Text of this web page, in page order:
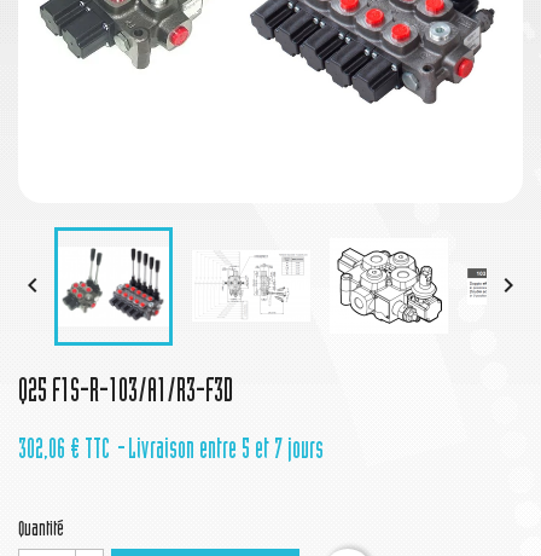
 
Q25 F1S-R-103/A1/R3-F3D
302,06 € TTC Livraison entre 5 et 7 jours
Quantité